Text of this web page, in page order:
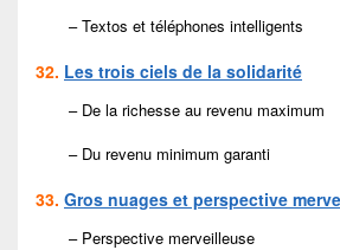
– Textos et téléphones intelligents
32. Les trois ciels de la solidarité
– De la richesse au revenu maximum
– Du revenu minimum garanti
33. Gros nuages et perspective
– Perspective merveilleuse